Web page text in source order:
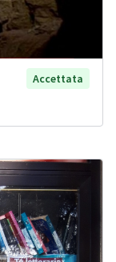
Accettata